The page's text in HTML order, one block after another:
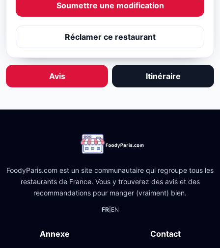
Soumettre une modification
Réclamer ce restaurant
Avis Itinéraire
FoodyParis.com est un site communautaire qui regroupe tous les
restaurants de France. Vous y trouverez des avis et des
recommandations pour manger (vraiment) bien.
FR| EN
Annexe Contact